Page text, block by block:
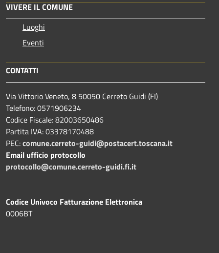
VIVERE IL COMUNE
Luoghi
Eventi
CONTATTI
Via Vittorio Veneto, 8 50050 Cerreto Guidi (FI)
Telefono: 0571906234
Codice Fiscale: 82003650486
Partita IVA: 03378170488
PEC:comune.cerreto-guidi@postacert.toscana.it
Email ufficio protocollo
protocollo@comune.cerreto-guidi.fi.it
Codice Univoco Fatturazione Elettronica
0006BT